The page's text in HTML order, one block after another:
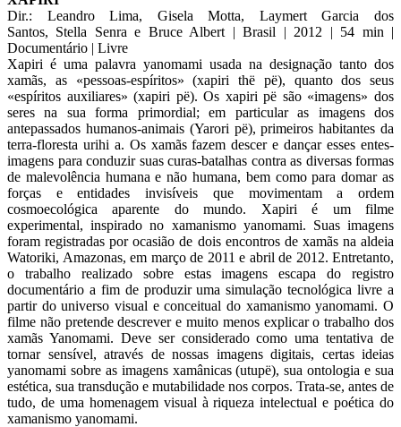
Dir.: Leandro Lima, Gisela Motta, Laymert Garcia dos
Santos, Stella Senra e Bruce Albert | Brasil | 2012 | 54 min |
Documentário | Livre
Xapiri é uma palavra yanomami usada na designação tanto dos
xamãs, as «pessoas-espíritos» (xapiri thë pë), quanto dos seus
«espíritos auxiliares» (xapiri pë). Os xapiri pë são «imagens» dos
seres na sua forma primordial; em particular as imagens dos
antepassados humanos-animais (Yarori pë), primeiros habitantes da
terra-floresta urihi a. Os xamãs fazem descer e dançar esses entes-
imagens para conduzir suas curas-batalhas contra as diversas formas
de malevolência humana e não humana, bem como para domar as
forças e entidades invisíveis que movimentam a ordem
cosmoecológica aparente do mundo. Xapiri é um filme
experimental, inspirado no xamanismo yanomami. Suas imagens
foram registradas por ocasião de dois encontros de xamãs na aldeia
Watoriki, Amazonas, em março de 2011 e abril de 2012. Entretanto,
o trabalho realizado sobre estas imagens escapa do registro
documentário a fim de produzir uma simulação tecnológica livre a
partir do universo visual e conceitual do xamanismo yanomami. O
filme não pretende descrever e muito menos explicar o trabalho dos
xamãs Yanomami. Deve ser considerado como uma tentativa de
tornar sensível, através de nossas imagens digitais, certas ideias
yanomami sobre as imagens xamânicas (utupë), sua ontologia e sua
estética, sua transdução e mutabilidade nos corpos. Trata-se, antes de
tudo, de uma homenagem visual à riqueza intelectual e poética do
xamanismo yanomami.